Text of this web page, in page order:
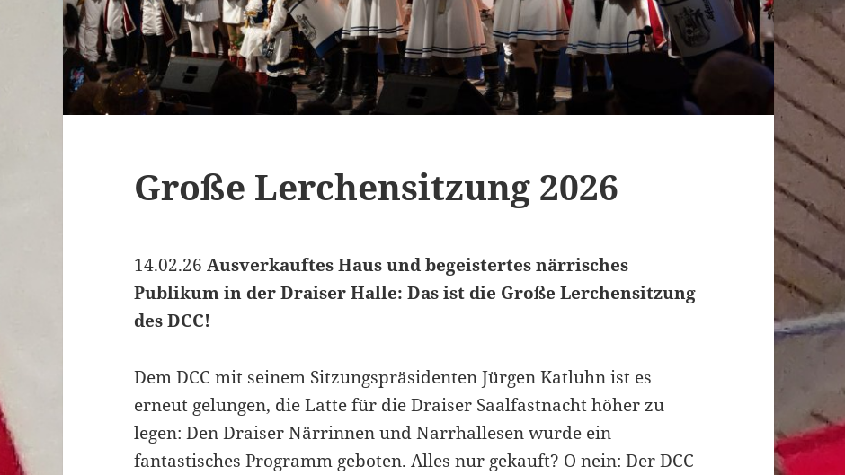
Große Lerchensitzung 2026
14.02.26Ausverkauftes Haus und begeistertes närrisches
Publikum in der Draiser Halle: Das ist die Große Lerchensitzung
des DCC!
Dem DCC mit seinem Sitzungspräsidenten Jürgen Katluhn ist es
erneut gelungen, die Latte für die Draiser Saalfastnacht höher zu
legen: Den Draiser Närrinnen und Narrhallesen wurde ein
fantastisches Programm geboten. Alles nur gekauft? O nein: Der DCC